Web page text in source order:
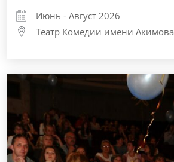
Июнь - Август 2026
Театр Комедии имени Акимова